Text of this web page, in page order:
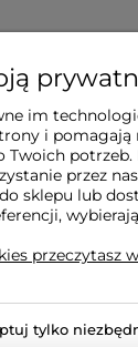
im
i pomagają
potrzeb.
przez
sklepu lub
przeczytasz
tylko